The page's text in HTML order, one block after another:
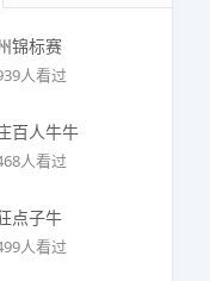
锦标赛
人看过
百人牛牛
人看过
点子牛
人看过